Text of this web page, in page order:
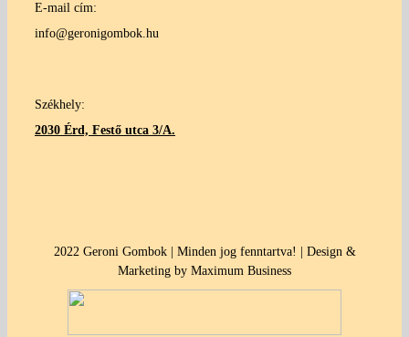
E-mail cím:
info@geronigombok.hu
Székhely:
2030 Érd, Festő utca 3/A.
2022 Geroni Gombok | Minden jog fenntartva! | Design &
Marketing by Maximum Business